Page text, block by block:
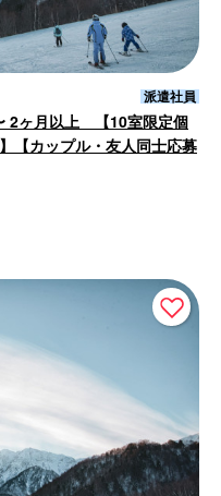
派遣社員
2ヶ月以上 【10室限定個
【カップル・友人同士応募